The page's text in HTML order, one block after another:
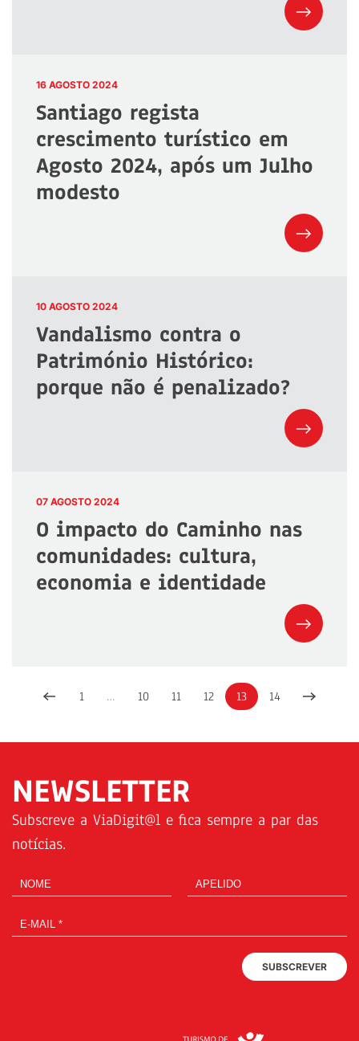
16 AGOSTO 2024
Santiago regista
crescimento turístico em
Agosto 2024, após um Julho
modesto
10 AGOSTO 2024
Vandalismo contra o
Património Histórico:
porque não é penalizado?
07 AGOSTO 2024
O impacto do Caminho nas
comunidades: cultura,
economia e identidade
1 … 10 11 12 13 14
NEWSLETTER
Subscreve a ViaDigit@l e fica sempre a par das
notícias.
SUBSCREVER